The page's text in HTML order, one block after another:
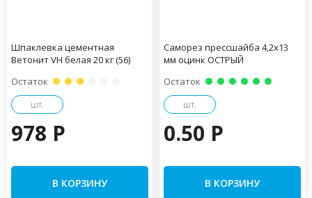
Шпаклевка цементная
Ветонит VH белая 20 кг (56)
Остаток
шт.
978 P
В КОРЗИНУ
Саморез прессшайба 4,2х13
мм оцинк ОСТРЫЙ
Остаток
шт.
0.50 P
В КОРЗИНУ